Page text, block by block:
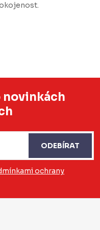
novinkách
ochrany
ODEBÍRAT